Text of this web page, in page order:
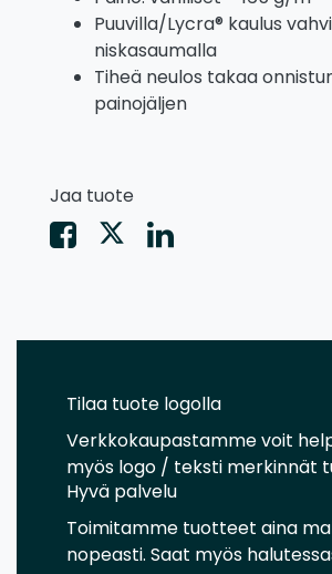
Puuvilla/Lycra® kaulus
niskasaumalla
Tiheä neulos takaa
painojäljen
Jaa tuote
Tilaa tuote logolla
Verkkokaupastamme voit
myös logo / teksti merkinnät
Hyvä palvelu
Toimitamme tuotteet aina
nopeasti. Saat myös